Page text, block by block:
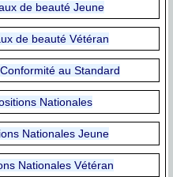
de beauté Jeune
de beauté Vétéran
au Standard
Nationales
Nationales Jeune
Nationales Vétéran